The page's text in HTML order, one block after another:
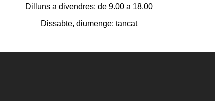
Dilluns a divendres: de 9.00 a 18.00
Dissabte, diumenge: tancat